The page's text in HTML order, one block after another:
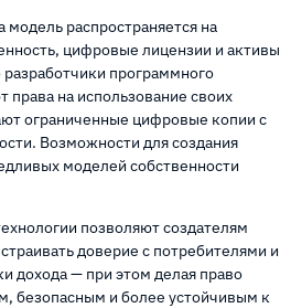
распространяется на
цифровые лицензии и активы
программного
права на использование своих
ограниченные цифровые копии с
Возможности для создания
моделей собственности
позволяют создателям
доверие с потребителями и
дохода — при этом делая право
безопасным и более устойчивым к